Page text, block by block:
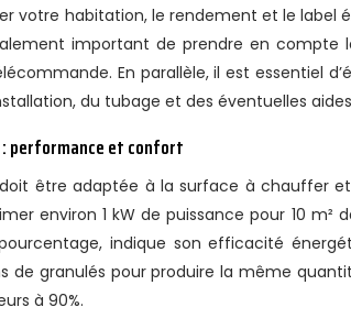
votre habitation, le rendement et le label
important de prendre en compte
En parallèle, il est essentiel
du tubage et des éventuelles
: performance et confort
être adaptée à la surface à chauffer
environ 1 kW de puissance pour 10 m²
indique son efficacité
de granulés pour produire la même
à 90%.